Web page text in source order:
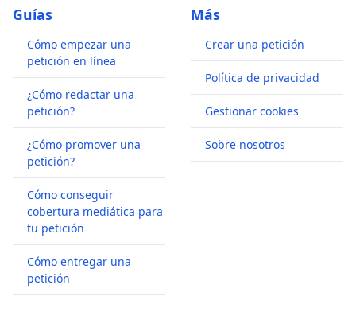
Guías
Cómo empezar una
petición en línea
¿Cómo redactar una
petición?
¿Cómo promover una
petición?
Cómo conseguir
cobertura mediática para
tu petición
Cómo entregar una
petición
Más
Crear una petición
Política de privacidad
Gestionar cookies
Sobre nosotros